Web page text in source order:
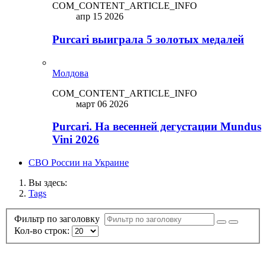
COM_CONTENT_ARTICLE_INFO
апр 15 2026
Purcari выиграла 5 золотых медалей
Молдова
COM_CONTENT_ARTICLE_INFO
март 06 2026
Purcari. На весенней дегустации Mundus
Vini 2026
СВО России на Украине
Вы здесь:
Tags
Фильтр по заголовку
Кол-во строк: